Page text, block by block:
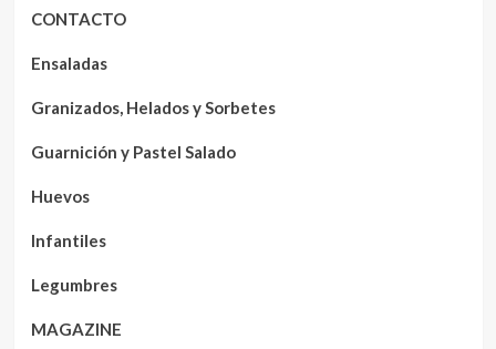
CONTACTO
Ensaladas
Granizados, Helados y Sorbetes
Guarnición y Pastel Salado
Huevos
Infantiles
Legumbres
MAGAZINE